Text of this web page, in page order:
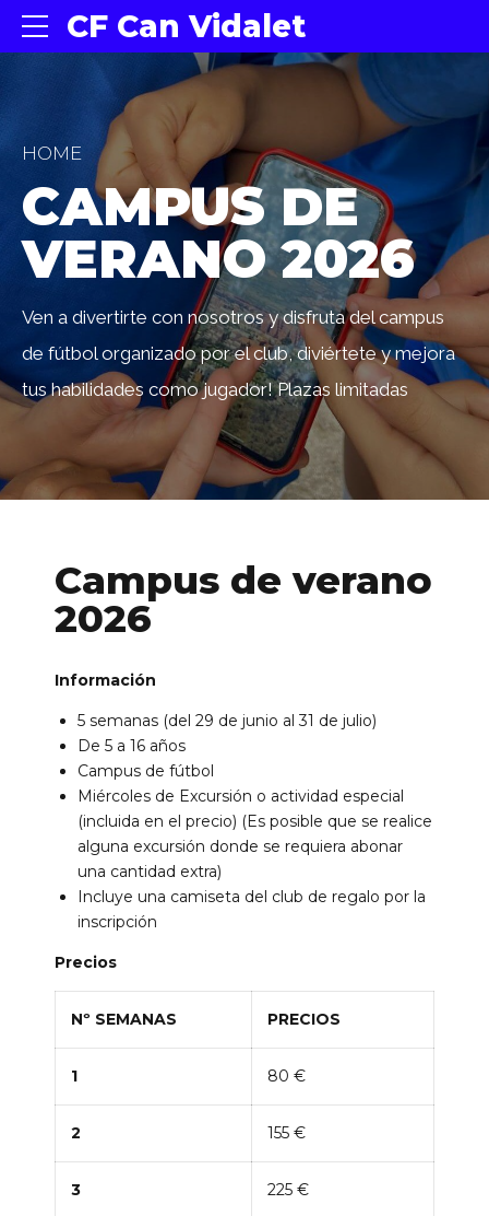
CF Can Vidalet
HOME
CAMPUS DE
VERANO 2026
Ven a divertirte con nosotros y disfruta del campus
de fútbol organizado por el club, diviértete y mejora
tus habilidades como jugador! Plazas limitadas
Campus de verano
2026
Información
5 semanas (del 29 de junio al 31 de julio)
De 5 a 16 años
Campus de fútbol
Miércoles de Excursión o actividad especial
(incluida en el precio) (Es posible que se realice
alguna excursión donde se requiera abonar
una cantidad extra)
Incluye una camiseta del club de regalo por la
inscripción
Precios
Nº SEMANAS PRECIOS
1 80 €
2 155 €
3 225 €